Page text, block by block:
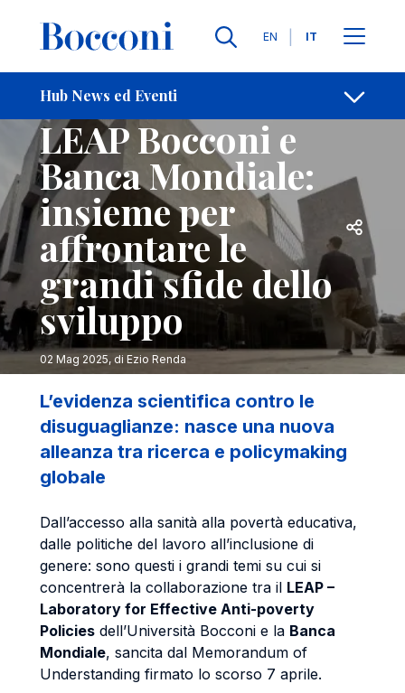
Lingue
EN IT
Hub News ed Eventi
Briciole di pane
Università Accordi
LEAP Bocconi e
Banca Mondiale:
insieme per
affrontare le
grandi sfide dello
sviluppo
Apri
02 Mag 2025, di Ezio Renda
L’evidenza scientifica contro le
disuguaglianze: nasce una nuova
alleanza tra ricerca e policymaking
globale
Dall’accesso alla sanità alla povertà educativa,
dalle politiche del lavoro all’inclusione di
genere: sono questi i grandi temi su cui si
concentrerà la collaborazione tra il LEAP –
Laboratory for Effective Anti-poverty
Policies dell’Università Bocconi e la Banca
Mondiale, sancita dal Memorandum of
Understanding firmato lo scorso 7 aprile.